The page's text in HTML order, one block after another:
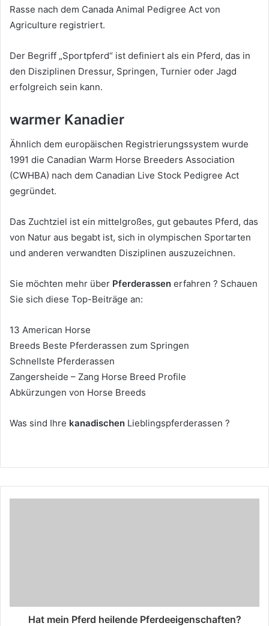
Rasse nach dem Canada Animal Pedigree Act von
Agriculture registriert.
Der Begriff „Sportpferd“ ist definiert als ein Pferd, das in
den Disziplinen Dressur, Springen, Turnier oder Jagd
erfolgreich sein kann.
warmer Kanadier
Ähnlich dem europäischen Registrierungssystem wurde
1991 die Canadian Warm Horse Breeders Association
(CWHBA) nach dem Canadian Live Stock Pedigree Act
gegründet.
Das Zuchtziel ist ein mittelgroßes, gut gebautes Pferd, das
von Natur aus begabt ist, sich in olympischen Sportarten
und anderen verwandten Disziplinen auszuzeichnen.
Sie möchten mehr über Pferderassen erfahren ? Schauen
Sie sich diese Top-Beiträge an:
13 American Horse
Breeds Beste Pferderassen zum Springen
Schnellste Pferderassen
Zangersheide – Zang Horse Breed Profile
Abkürzungen von Horse Breeds
Was sind Ihre kanadischen Lieblingspferderassen ?
Hat mein Pferd heilende Pferdeeigenschaften?